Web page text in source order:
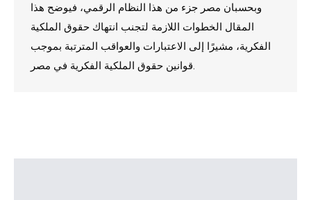
وبحسبان مصر جزء من هذا النظام الرقمي، فيوضح هذا
المقال الخطوات اللازمة لتجنب انتهاك حقوق الملكية
الفكرية، مشيرًا إلى الاعتبارات والعواقب المترتبة بموجب
قوانين حقوق الملكية الفكرية في مصر.